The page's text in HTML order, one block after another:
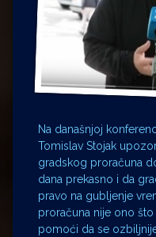
Na današnjoj
Tomislav Stojak
gradskog proračuna
dana prekasno i da
pravo na gubljenje
proračuna nije ono
pomoći da se